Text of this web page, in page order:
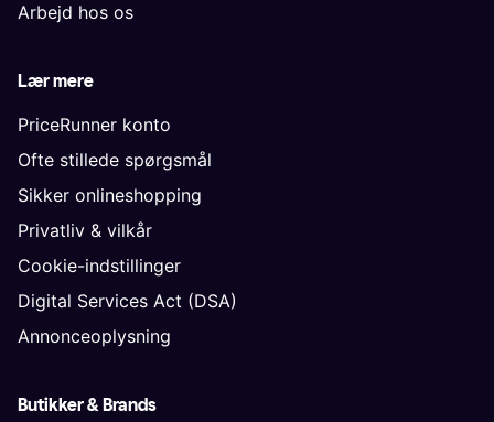
Arbejd hos os
Lær mere
PriceRunner konto
Ofte stillede spørgsmål
Sikker onlineshopping
Privatliv & vilkår
Cookie-indstillinger
Digital Services Act (DSA)
Annonceoplysning
Butikker & Brands